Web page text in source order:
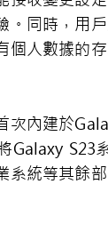
。同時，用
個人數據的
次內建於
Galaxy S23
系統等其餘